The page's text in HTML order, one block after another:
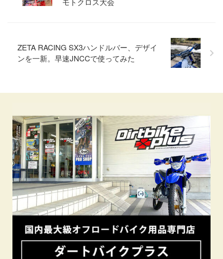
ZETA RACING SX3ハンドルバー、デザイ
ンを一新。早速JNCCで使ってみた